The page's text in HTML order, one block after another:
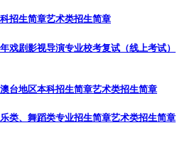
招生简章艺术类招生简章
戏剧影视导演专业校考复试（线上考试）
台地区本科招生简章艺术类招生简章
类、舞蹈类专业招生简章艺术类招生简章